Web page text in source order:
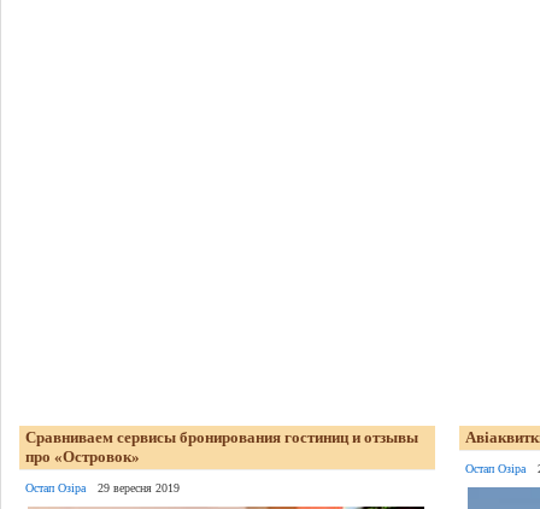
Сравниваем сервисы бронирования гостиниц и отзывы
про «Островок»
Остап Озіра 29 вересня 2019
Остап Озіра